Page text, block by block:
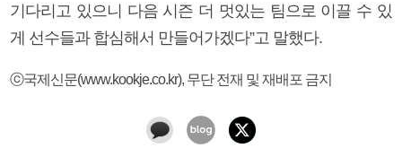
기다리고 있으니 다음 시즌 더 멋있는 팀으로 이끌 수 있
게 선수들과 합심해서 만들어가겠다”고 말했다.
ⓒ국제신문(www.kookje.co.kr), 무단 전재 및 재배포 금지